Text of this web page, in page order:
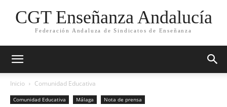
CGT Enseñanza Andalucía
Federación Andaluza de Sindicatos de Enseñanza
Inicio Comunidad Educativa
Comunidad Educativa Málaga Nota de prensa